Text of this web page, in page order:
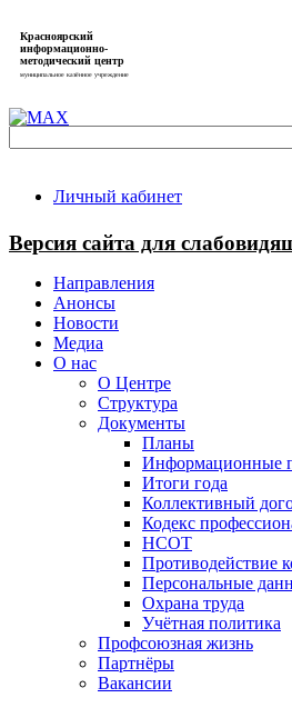
Красноярский
информационно-
методический центр
муниципальное казённое учреждение
Личный кабинет
Версия сайта для
Направления
Анонсы
Новости
Медиа
О нас
О Центре
Структура
Документы
Планы
Информационные
Итоги года
Коллективный
Кодекс
НСОТ
Противодействие
Персональные
Охрана труда
Учётная политика
Профсоюзная жизнь
Партнёры
Вакансии